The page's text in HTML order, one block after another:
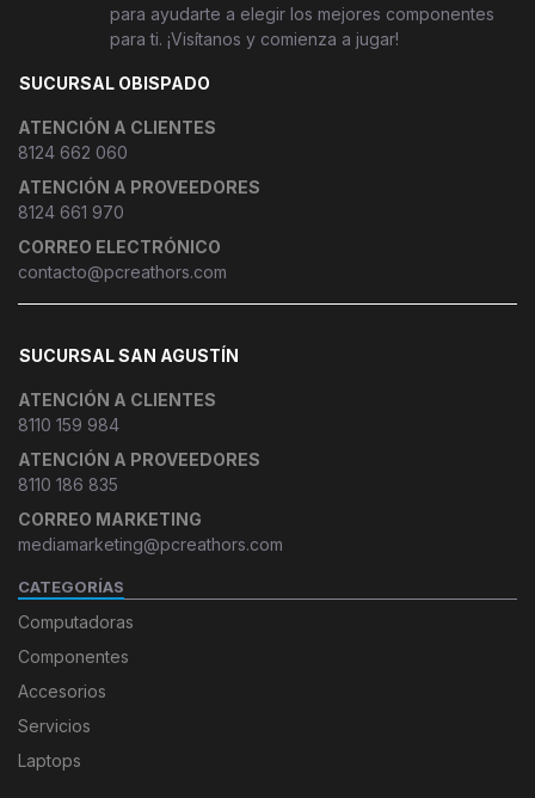
para ayudarte a elegir los mejores componentes
para ti. ¡Visítanos y comienza a jugar!
SUCURSAL OBISPADO
ATENCIÓN A CLIENTES
8124 662 060
ATENCIÓN A PROVEEDORES
8124 661 970
CORREO ELECTRÓNICO
contacto@pcreathors.com
SUCURSAL SAN AGUSTÍN
ATENCIÓN A CLIENTES
8110 159 984
ATENCIÓN A PROVEEDORES
8110 186 835
CORREO MARKETING
mediamarketing@pcreathors.com
CATEGORÍAS
Computadoras
Componentes
Accesorios
Servicios
Laptops